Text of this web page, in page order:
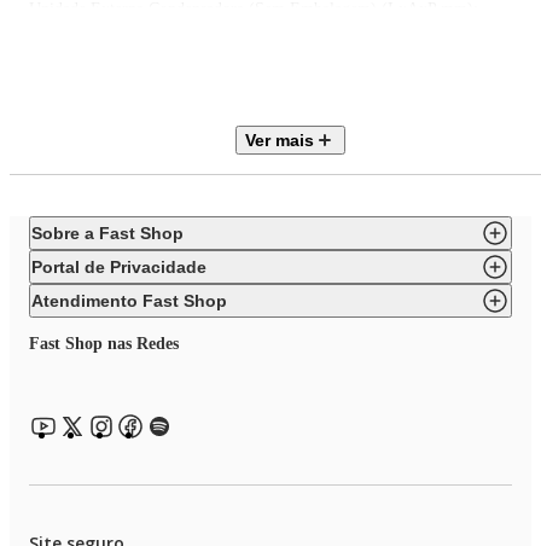
Ver mais
Sobre a Fast Shop
Portal de Privacidade
Atendimento Fast Shop
Fast Shop nas Redes